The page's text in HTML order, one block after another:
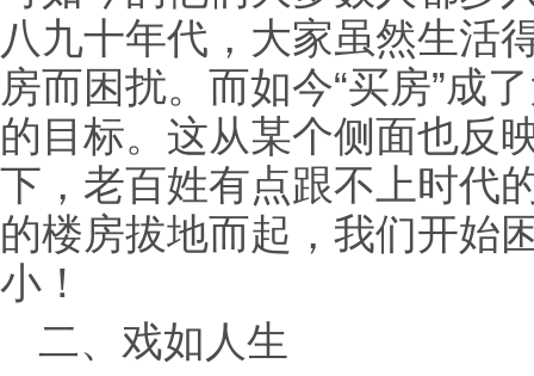
八九十年代，大家虽然生活
房而困扰。而如今“买房”成
的目标。这从某个侧面也反
下，老百姓有点跟不上时代
的楼房拔地而起，我们开始
小！
二、戏如人生